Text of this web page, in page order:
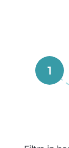
1